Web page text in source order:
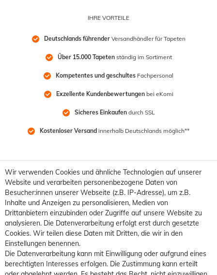
IHRE VORTEILE
Deutschlands führender Versandhändler für Tapeten
Über 15.000 Tapeten ständig im Sortiment
Kompetentes und geschultes Fachpersonal
Exzellente Kundenbewertungen bei eKomi
Sicheres Einkaufen durch SSL
Kostenloser Versand innerhalb Deutschlands möglich**
Wir verwenden Cookies und ähnliche Technologien auf unserer
Website und verarbeiten personenbezogene Daten von
Besucher:innen unserer Webseite (z.B. IP-Adresse), um z.B.
Inhalte und Anzeigen zu personalisieren, Medien von
Drittanbietern einzubinden oder Zugriffe auf unsere Website zu
analysieren. Die Datenverarbeitung erfolgt erst durch gesetzte
Cookies. Wir teilen diese Daten mit Dritten, die wir in den
Einstellungen benennen.
Die Datenverarbeitung kann mit Einwilligung oder aufgrund eines
berechtigten Interesses erfolgen. Die Zustimmung kann erteilt